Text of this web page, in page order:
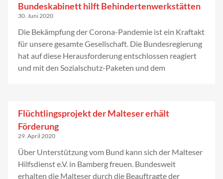
Bundeskabinett hilft Behindertenwerkstätten
30. Juni 2020
Die Bekämpfung der Corona-Pandemie ist ein Kraftakt
für unsere gesamte Gesellschaft. Die Bundesregierung
hat auf diese Herausforderung entschlossen reagiert
und mit den Sozialschutz-Paketen und dem
Flüchtlingsprojekt der Malteser erhält
Förderung
29. April 2020
Über Unterstützung vom Bund kann sich der Malteser
Hilfsdienst e.V. in Bamberg freuen. Bundesweit
erhalten die Malteser durch die Beauftragte der